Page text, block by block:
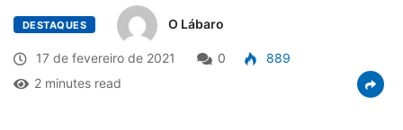
DESTAQUES O Lábaro
17 de fevereiro de 2021 0
889
2 minutes read